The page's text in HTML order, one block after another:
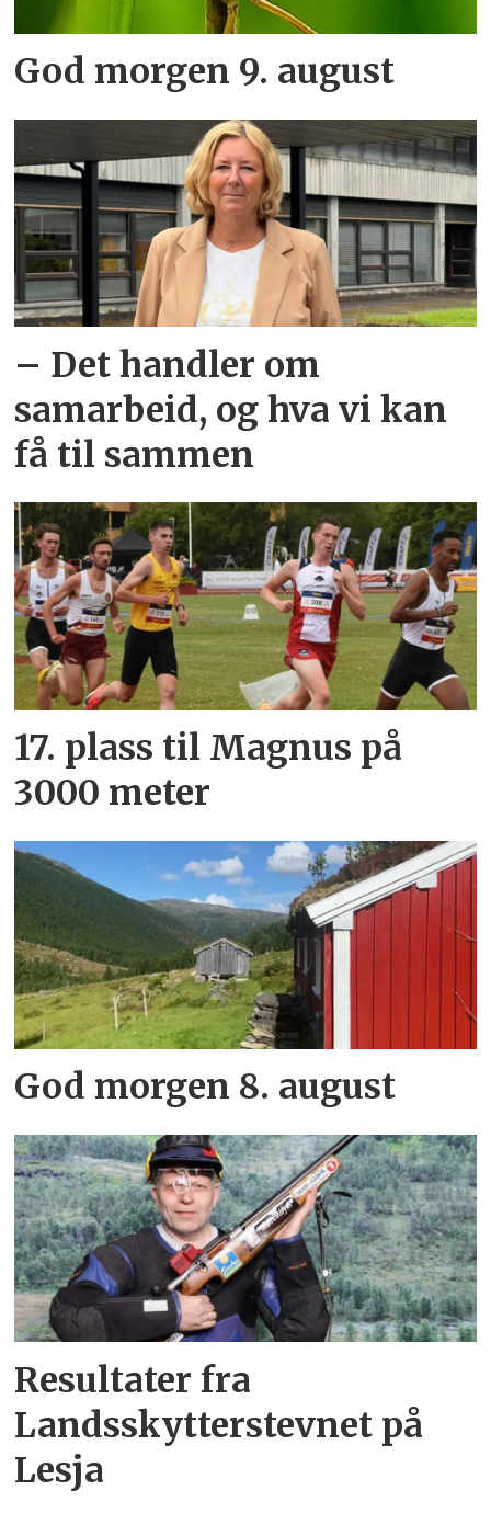
God morgen 9. august
– Det handler om
samarbeid, og hva vi kan
få til sammen
17. plass til Magnus på
3000 meter
God morgen 8. august
Resultater fra
Landsskytterstevnet på
Lesja